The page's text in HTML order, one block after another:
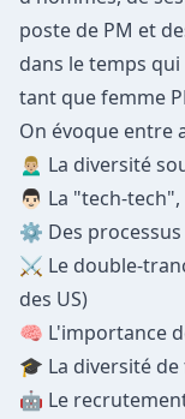
poste de PM et
dans le temps
tant que femme
On évoque entre
🙍🏼‍♂️ La diversité
👨🏻 La "tech-
⚙️ Des
⚔️ Le double-
des US)
🧠 L'importance
🎓 La diversité
🤖 Le